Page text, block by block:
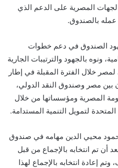
المصرية على الدعم الذي
بالصندوق.
الصندوق في دعم خطوات
ونوه بالجهود والترتيبات الجارية
خلال الفترة المقبلة في إطار
بين مصر وصندوق النقد الدولي،
المصرية ومؤسساتها من خلال
لتمويل التنمية المستدامة.
محيي الدين مهامه في صندوق
الدولي في نوفمبر 2020، بعد أن تم انتخابه بالإجماع من قبل
إعادة انتخابه بالإجماع لهذا